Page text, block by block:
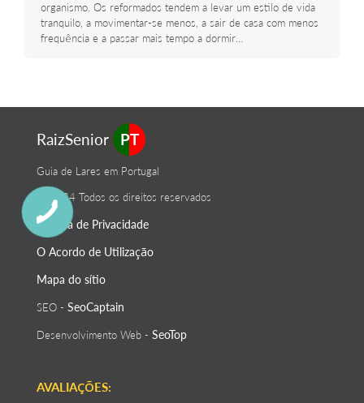
organismo. Os reformados tendem a levar um estilo de vida
tranquilo, a movimentar-se menos, a sair de casa com menos
frequência e a passar mais tempo a dormir…
RaizSenior PT
Guia de Lares em Portugal
© 2024 Todos os direitos reservados
Política de Privacidade
O Acordo de Utilização
Mapa do sítio
SEO - SeoСaptain
Desenvolvimento Web - SeoTop
AVALIAÇÕES: